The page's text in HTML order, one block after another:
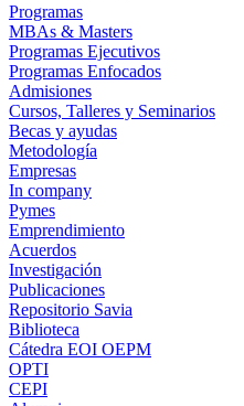
Programas
MBAs & Masters
Programas Ejecutivos
Programas Enfocados
Admisiones
Cursos, Talleres y Seminarios
Becas y ayudas
Metodología
Empresas
In company
Pymes
Emprendimiento
Acuerdos
Investigación
Publicaciones
Repositorio Savia
Biblioteca
Cátedra EOI OEPM
OPTI
CEPI